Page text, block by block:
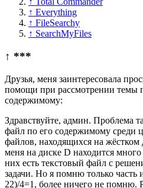
↑ Everything
↑ FileSearchy
↑ SearchMyFiles
↑ ***
Друзья, меня заинтересовала
помощи при рассмотрении темы
содержимому:
Здравствуйте, админ. Проблема
файл по его содержимому среди
файлов, находящихся на
меня на диске D находится
них есть текстовый файл с
задачи. Но я помню только
22)/4=1, более ничего не помню.